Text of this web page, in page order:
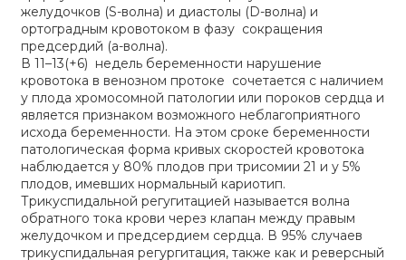
желудочков (S-волна) и диастолы (D-волна) и
ортоградным кровотоком в фазу сокращения
предсердий (а-волна).
В 11–13(+6) недель беременности нарушение
кровотока в венозном протоке сочетается с наличием
у плода хромосомной патологии или пороков сердца и
является признаком возможного неблагоприятного
исхода беременности. На этом сроке беременности
патологическая форма кривых скоростей кровотока
наблюдается у 80% плодов при трисомии 21 и у 5%
плодов, имевших нормальный кариотип.
Трикуспидальной регугитацией называется волна
обратного тока крови через клапан между правым
желудочком и предсердием сердца. В 95% случаев
трикуспидальная регургитация, также как и реверсный